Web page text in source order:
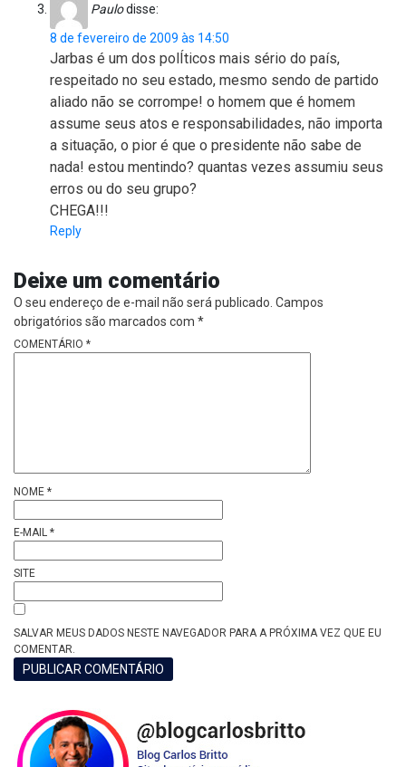
Paulodisse:
8 de fevereiro de 2009 às 14:50
Jarbas é um dos polÍticos mais sério do país,
respeitado no seu estado, mesmo sendo de partido
aliado não se corrompe! o homem que é homem
assume seus atos e responsabilidades, não importa
a situação, o pior é que o presidente não sabe de
nada! estou mentindo? quantas vezes assumiu seus
erros ou do seu grupo?
CHEGA!!!
Reply
Deixe um comentário
O seu endereço de e-mail não será publicado. Campos
obrigatórios são marcados com *
COMENTÁRIO *
NOME *
E-MAIL *
SITE
SALVAR MEUS DADOS NESTE NAVEGADOR PARA A PRÓXIMA VEZ QUE EU
COMENTAR.